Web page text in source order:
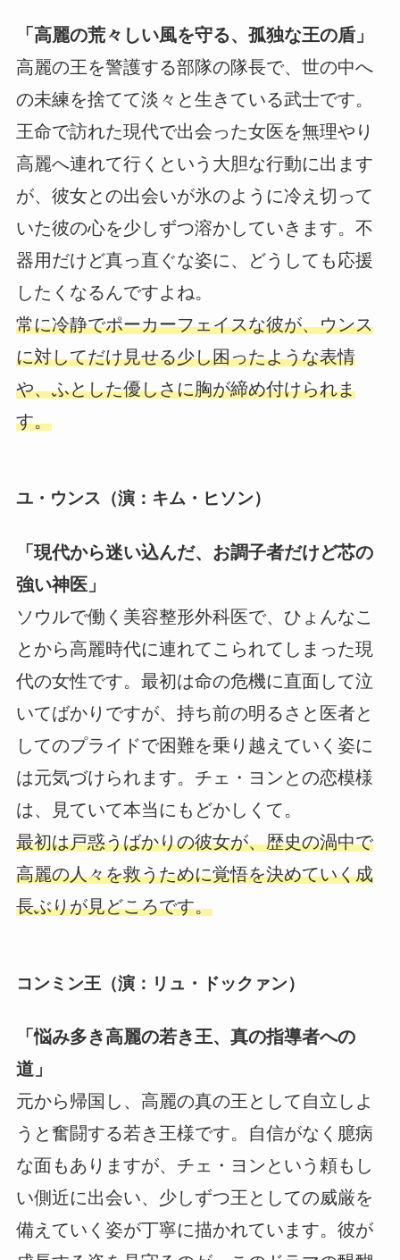
「高麗の荒々しい風を守る、孤独な王の盾」
高麗の王を警護する部隊の隊長で、世の中へ
の未練を捨てて淡々と生きている武士です。
王命で訪れた現代で出会った女医を無理やり
高麗へ連れて行くという大胆な行動に出ます
が、彼女との出会いが氷のように冷え切って
いた彼の心を少しずつ溶かしていきます。不
器用だけど真っ直ぐな姿に、どうしても応援
したくなるんですよね。
常に冷静でポーカーフェイスな彼が、ウンス
に対してだけ見せる少し困ったような表情
や、ふとした優しさに胸が締め付けられま
す。
ユ・ウンス（演：キム・ヒソン）
「現代から迷い込んだ、お調子者だけど芯の
強い神医」
ソウルで働く美容整形外科医で、ひょんなこ
とから高麗時代に連れてこられてしまった現
代の女性です。最初は命の危機に直面して泣
いてばかりですが、持ち前の明るさと医者と
してのプライドで困難を乗り越えていく姿に
は元気づけられます。チェ・ヨンとの恋模様
は、見ていて本当にもどかしくて。
最初は戸惑うばかりの彼女が、歴史の渦中で
高麗の人々を救うために覚悟を決めていく成
長ぶりが見どころです。
コンミン王（演：リュ・ドックァン）
「悩み多き高麗の若き王、真の指導者への
道」
元から帰国し、高麗の真の王として自立しよ
うと奮闘する若き王様です。自信がなく臆病
な面もありますが、チェ・ヨンという頼もし
い側近に出会い、少しずつ王としての威厳を
備えていく姿が丁寧に描かれています。彼が